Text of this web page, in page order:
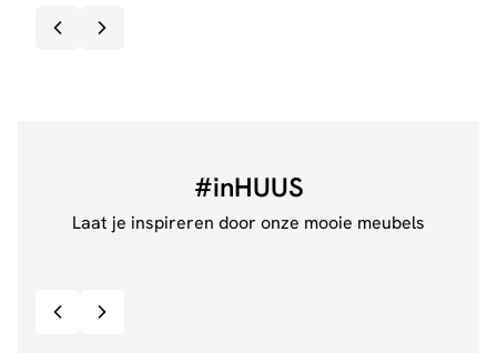
#inHUUS
Laat je inspireren door onze mooie meubels